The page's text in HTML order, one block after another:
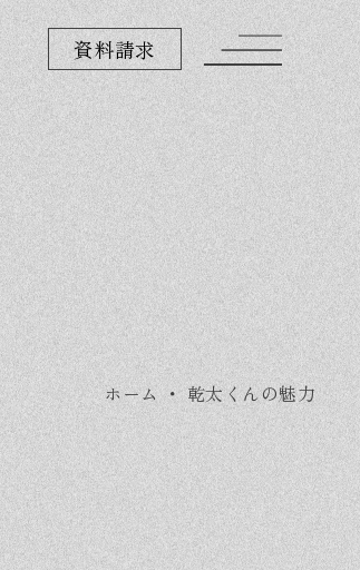
資料請求
ホーム・乾太くんの魅力